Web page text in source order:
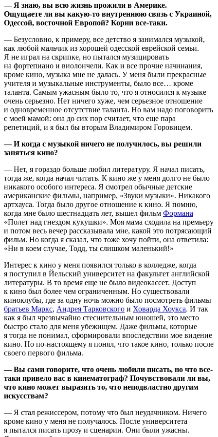
— Я знаю, вы всю жизнь прожили в Америке.
Oщущаете ли вы какую-то внутреннюю связь с Украиной,
Одессой, восточной Европой? Корни все-таки.
— Безусловно, к примеру, все детство я занимался музыкой,
как любой мальчик из хорошей одесской еврейской семьи.
Я не играл на скрипке, но пытался музицировать
на фортепиано и виолончели. Как и все прочие начинания,
кроме кино, музыка мне не далась. У меня были прекрасные
учителя и музыкальные инструменты, было все… кроме
таланта. Самым ужасным было то, что я относился к музыке
очень серьезно. Нет ничего хуже, чем серьезное отношение
и одновременное отсутствие таланта. Но вам надо поговорить
с моей мамой: она до сих пор считает, что еще пара
репетиций, и я был бы вторым Владимиром Горовицем.
— И когда с музыкой ничего не получилось, вы решили
заняться кино?
— Нет, я гораздо больше любил литературу. Я начал писать,
тогда же, когда начал читать. К кино же у меня долго не было
никакого особого интереса. Я смотрел обычные детские
американские фильмы, например, «Звуки музыки». Никакого
артхауса. Тогда было другое отношение к кино. Я помню,
когда мне было шестнадцать лет, вышел фильм Формана
«Полет над гнездом кукушки». Моя мама сходила на премьеру
и потом весь вечер рассказывала мне, какой это потрясающий
фильм. Но когда я сказал, что тоже хочу пойти, она ответила:
«Ни в коем случае, Тодд, ты слишком маленький!»
Интерес к кино у меня появился только в колледже, когда
я поступил в Йельский университет на факультет английской
литературы. В то время еще не было видеокассет. Доступ
к кино был более чем ограниченным. Но существовали
киноклубы, где за одну ночь можно было посмотреть фильмы
братьев Маркс, Андрея Тарковского и Ховарда Хоукса. И так
как я был чрезвычайно стеснительным юношей, это место
быстро стало для меня убежищем. Даже фильмы, которые
я тогда не понимал, сформировали впоследствии мое видение
кино. Но по-настоящему я понял, что такое кино, только после
своего первого фильма.
— Вы сами говорите, что очень любили писать, но что все-
таки привело вас в кинематограф? Почувствовали ли вы,
что кино может выразить то, что неподвластно другим
искусствам?
— Я стал режиссером, потому что был неудачником. Ничего
кроме кино у меня не получалось. После университета
я пытался писать прозу и сценарии. Они были ужасны.